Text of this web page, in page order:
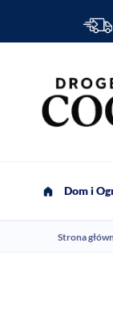
Dom i
Strona